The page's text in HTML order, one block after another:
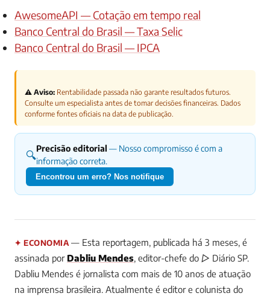
AwesomeAPI — Cotação em tempo real
Banco Central do Brasil — Taxa Selic
Banco Central do Brasil — IPCA
⚠️ Aviso: Rentabilidade passada não garante resultados futuros.
Consulte um especialista antes de tomar decisões financeiras. Dados
conforme fontes oficiais na data de publicação.
🔍Precisão editorial — Nosso compromisso é com a
informação correta.
Encontrou um erro? Nos notifique
✦ ECONOMIA — Esta reportagem, publicada há 3 meses, é
assinada por Dabliu Mendes, editor-chefe do ▷ Diário SP.
Dabliu Mendes é jornalista com mais de 10 anos de atuação
na imprensa brasileira. Atualmente é editor e colunista do